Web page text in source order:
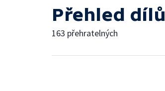
Přehled dílů
163 přehratelných